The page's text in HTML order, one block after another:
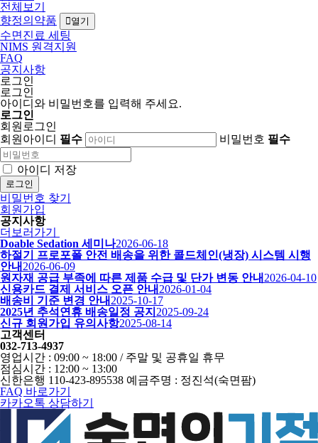
전체보기
향정의약품
열기
수면진료 세팅
NIMS 원격지원
FAQ
공지사항
로그인
로그인
아이디와 비밀번호를 입력해 주세요.
로그인
회원로그인
회원아이디 필수 비밀번호 필수
아이디 저장
로그인
비밀번호 찾기
회원가입
공지사항
더보러가기
Doable Sedation 세미나2026-06-18
하절기 프로포폴 안전 배송을 위한 콜드체인(냉장) 시스템 시행
안내 2026-06-09
원자재 공급 부족에 따른 제품 수급 및 단가 변동 안내 2026-04-10
신용카드 결제 서비스 오픈 안내 2026-01-04
배송비 기준 변경 안내 2025-10-17
2025년 추석연휴 배송일정 공지 2025-09-24
신규 회원가입 유의사항2025-08-14
고객센터
032-713-4937
영업시간 : 09:00 ~ 18:00 / 주말 및 공휴일 휴무
점심시간 : 12:00 ~ 13:00
신한은행 110-423-895538 예금주명 : 정진석(숙면팜)
FAQ 바로가기
카카오톡 상담하기